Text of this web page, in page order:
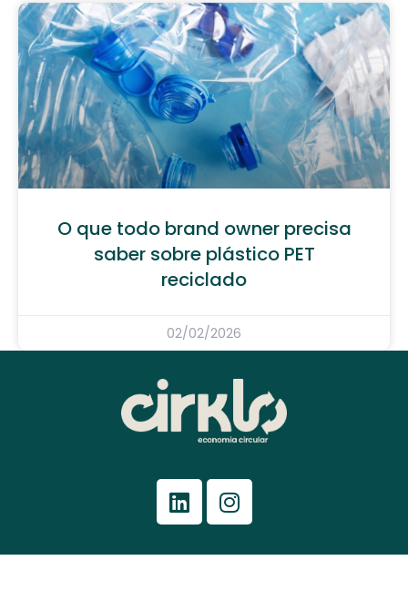
O que todo brand owner precisa
saber sobre plástico PET
reciclado
02/02/2026